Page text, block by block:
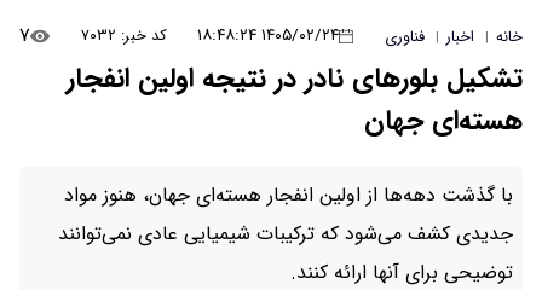
خانه | اخبار | فناوری ۱۴۰۵/۰۲/۲۴ ۱۸:۴۸:۲۴ کد خبر: ۷۰۳۲ ۷
تشکیل بلورهای نادر در نتیجه اولین انفجار
هسته‌ای جهان
با گذشت دهه‌ها از اولین انفجار هسته‌ای جهان، هنوز مواد
جدیدی کشف می‌شود که ترکیبات شیمیایی عادی نمی‌توانند
توضیحی برای آنها ارائه کنند.